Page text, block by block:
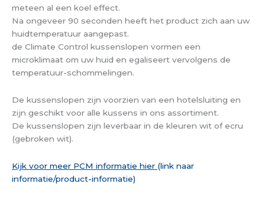
meteen al een koel effect.
Na ongeveer 90 seconden heeft het product zich aan uw
huidtemperatuur aangepast.
de Climate Control kussenslopen vormen een
microklimaat om uw huid en egaliseert vervolgens de
temperatuur-schommelingen.
De kussenslopen zijn voorzien van een hotelsluiting en
zijn geschikt voor alle kussens in ons assortiment.
De kussenslopen zijn leverbaar in de kleuren wit of ecru
(gebroken wit).
Kijk voor meer PCM informatie hier (link naar
informatie/product-informatie)